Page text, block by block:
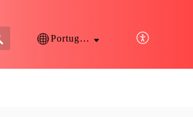
Português